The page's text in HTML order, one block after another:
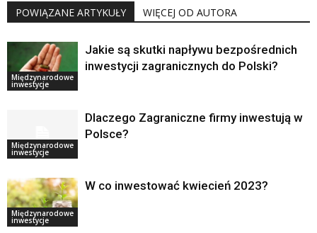
POWIĄZANE ARTYKUŁY WIĘCEJ OD AUTORA
Międzynarodowe
inwestycje
Jakie są skutki napływu bezpośrednich
inwestycji zagranicznych do Polski?
Międzynarodowe
inwestycje
Dlaczego Zagraniczne firmy inwestują w
Polsce?
Międzynarodowe
inwestycje
W co inwestować kwiecień 2023?